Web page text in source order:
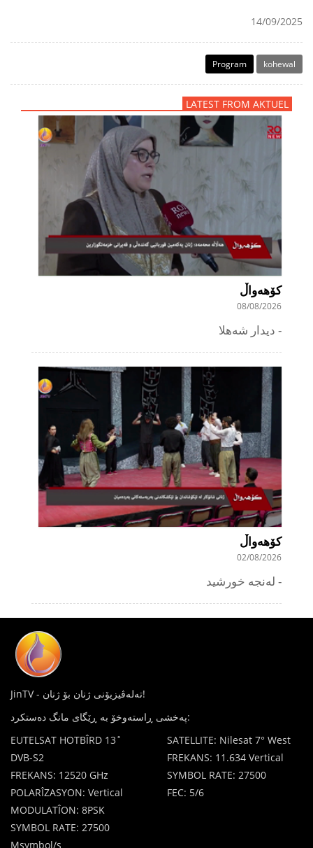
14/09/2025
Program kohewal
LATEST FROM AKTUEL
کۆهەواڵ
08/08/2026
دیدار شەهلا -
کۆهەواڵ
02/08/2026
لەنجە خورشید -
JinTV - تەلەڤیزیۆنی ژنان بۆ ژنان!
پەخشی ڕاستەوخۆ بە ڕێگای مانگ دەستکرد:
SATELLITE: Nilesat 7° West
FREKANS: 11.634 Vertical
SYMBOL RATE: 27500
FEC: 5/6
EUTELSAT HOTBÎRD 13˚
DVB-S2
FREKANS: 12520 GHz
POLARÎZASYON: Vertical
MODULATÎON: 8PSK
SYMBOL RATE: 27500
Msymbol/s